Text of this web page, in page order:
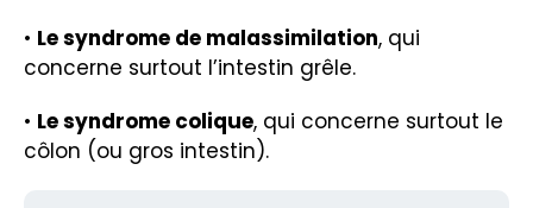
• Le syndrome de malassimilation, qui
concerne surtout l’intestin grêle.
• Le syndrome colique, qui concerne surtout le
côlon (ou gros intestin).